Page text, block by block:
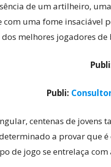
de um artilheiro,
uma fome insaciável
melhores jogadores
Publi:
centenas de jovens
a provar que
de jogo se entrelaça